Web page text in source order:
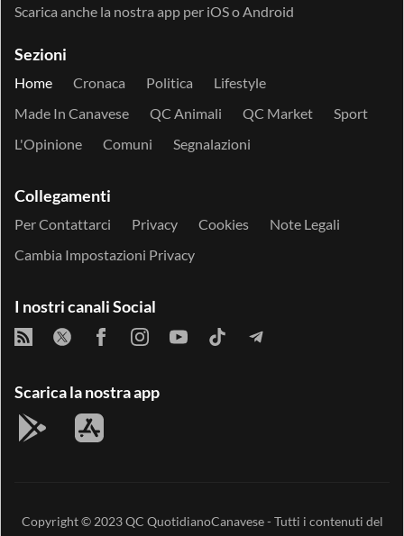
Scarica anche la nostra app per iOSoAndroid
Sezioni
Home Cronaca Politica
Lifestyle
Made In Canavese
QC Animali QC Market
Sport
L'Opinione
Comuni Segnalazioni
Collegamenti
Per Contattarci Privacy Cookies
Note Legali
Cambia Impostazioni Privacy
I nostri canali Social
Scarica la nostra app
Copyright © 2023QC QuotidianoCanavese- Tutti i contenuti del